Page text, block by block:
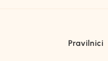
Pravilnici